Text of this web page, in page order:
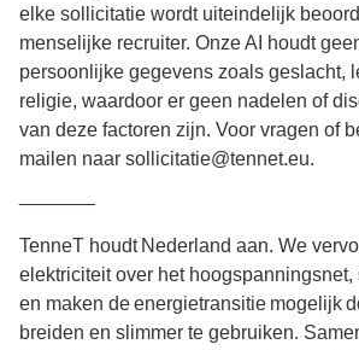
elke sollicitatie wordt uiteindelijk
menselijke recruiter. Onze AI houdt
persoonlijke gegevens zoals geslacht,
religie, waardoor er geen nadelen of
van deze factoren zijn. Voor vragen of
mailen naar sollicitatie@tennet.eu.
TenneT houdt Nederland aan. We
elektriciteit over het
en maken de energietransitie mogelijk
breiden en slimmer te gebruiken.